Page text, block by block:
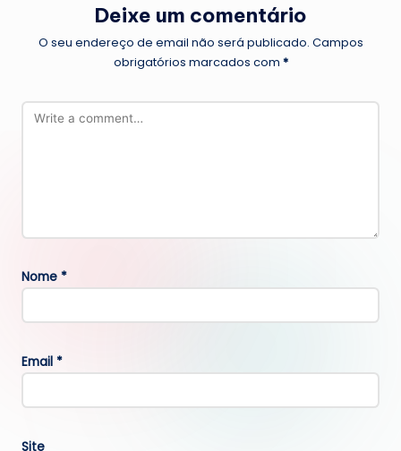
Deixe um comentário
O seu endereço de email não será publicado. Campos
obrigatórios marcados com *
Nome *
Email *
Site